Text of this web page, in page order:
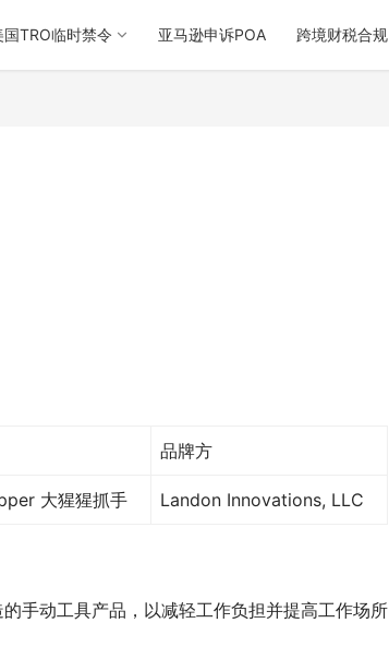
国TRO临时禁令 亚马逊申诉POA 跨境财税合规
品牌方
大猩猩抓手 Landon Innovations, LLC
手动工具产品，以减轻工作负担并提高工作场所